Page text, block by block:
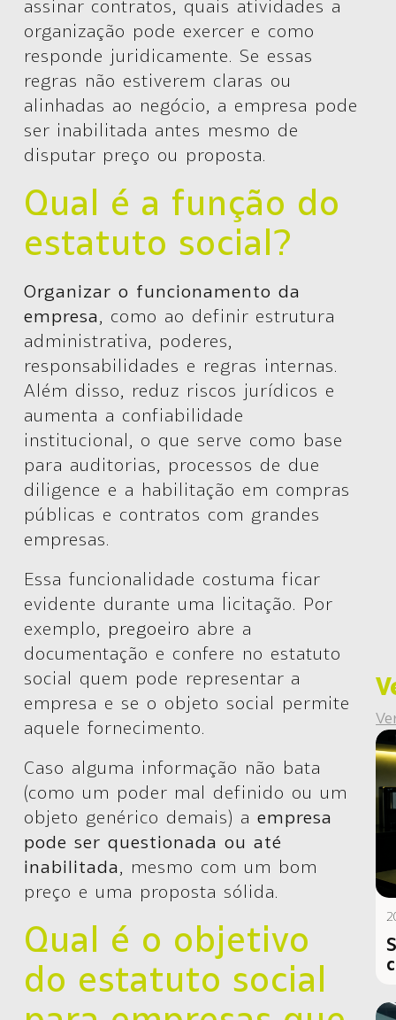
assinar contratos, quais atividades a
organização pode exercer e como
responde juridicamente. Se essas
regras não estiverem claras ou
alinhadas ao negócio, a empresa pode
ser inabilitada antes mesmo de
disputar preço ou proposta.
Qual é a função do
estatuto social?
Organizar o funcionamento da
empresa, como ao definir estrutura
administrativa, poderes,
responsabilidades e regras internas.
Além disso, reduz riscos jurídicos e
aumenta a confiabilidade
institucional, o que serve como base
para auditorias, processos de due
diligence e a habilitação em compras
públicas e contratos com grandes
empresas.
Essa funcionalidade costuma ficar
evidente durante uma licitação. Por
exemplo, pregoeiro abre a
documentação e confere no estatuto
social quem pode representar a
empresa e se o objeto social permite
aquele fornecimento.
Caso alguma informação não bata
(como um poder mal definido ou um
objeto genérico demais) a empresa
pode ser questionada ou até
inabilitada, mesmo com um bom
preço e uma proposta sólida.
Qual é o objetivo
do estatuto social